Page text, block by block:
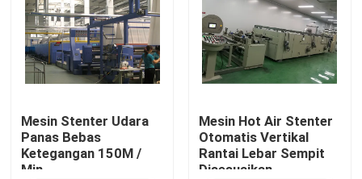
Mesin Stenter Udara
Panas Bebas
Ketegangan 150M /
Min
Mesin Hot Air Stenter
Otomatis Vertikal
Rantai Lebar Sempit
Disesuaikan